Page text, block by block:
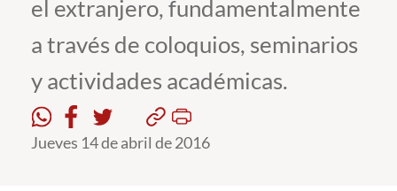
Estudiantes
Académicos
Funcionarios
Alumni
el extranjero, fundamentalmente
a través de coloquios, seminarios
y actividades académicas.
Jueves 14 de abril de 2016